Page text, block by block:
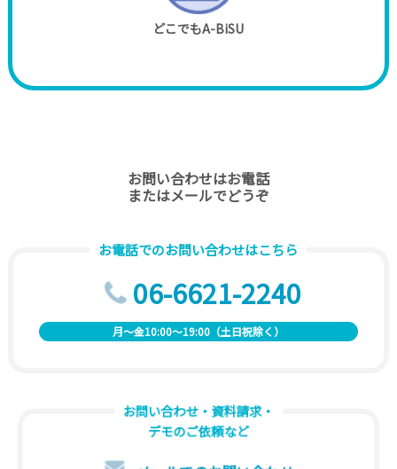
どこでもA-BiSU
お問い合わせはお電話
またはメールでどうぞ
お電話でのお問い合わせはこちら
06-6621-2240
月～金10:00～19:00（土日祝除く）
お問い合わせ・資料請求・
デモのご依頼など